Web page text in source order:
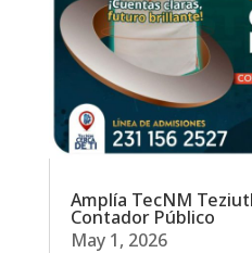
Amplía TecNM
Contador Público
May 1, 2026